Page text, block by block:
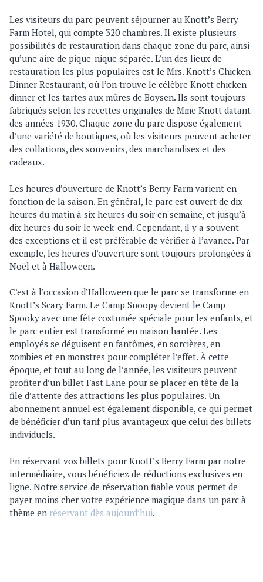
Les visiteurs du parc peuvent séjourner au Knott’s Berry
Farm Hotel, qui compte 320 chambres. Il existe plusieurs
possibilités de restauration dans chaque zone du parc, ainsi
qu’une aire de pique-nique séparée. L’un des lieux de
restauration les plus populaires est le Mrs. Knott’s Chicken
Dinner Restaurant, où l’on trouve le célèbre Knott chicken
dinner et les tartes aux mûres de Boysen. Ils sont toujours
fabriqués selon les recettes originales de Mme Knott datant
des années 1930. Chaque zone du parc dispose également
d’une variété de boutiques, où les visiteurs peuvent acheter
des collations, des souvenirs, des marchandises et des
cadeaux.
Les heures d’ouverture de Knott’s Berry Farm varient en
fonction de la saison. En général, le parc est ouvert de dix
heures du matin à six heures du soir en semaine, et jusqu’à
dix heures du soir le week-end. Cependant, il y a souvent
des exceptions et il est préférable de vérifier à l’avance. Par
exemple, les heures d’ouverture sont toujours prolongées à
Noël et à Halloween.
C’est à l’occasion d’Halloween que le parc se transforme en
Knott’s Scary Farm. Le Camp Snoopy devient le Camp
Spooky avec une fête costumée spéciale pour les enfants, et
le parc entier est transformé en maison hantée. Les
employés se déguisent en fantômes, en sorcières, en
zombies et en monstres pour compléter l’effet. À cette
époque, et tout au long de l’année, les visiteurs peuvent
profiter d’un billet Fast Lane pour se placer en tête de la
file d’attente des attractions les plus populaires. Un
abonnement annuel est également disponible, ce qui permet
de bénéficier d’un tarif plus avantageux que celui des billets
individuels.
En réservant vos billets pour Knott’s Berry Farm par notre
intermédiaire, vous bénéficiez de réductions exclusives en
ligne. Notre service de réservation fiable vous permet de
payer moins cher votre expérience magique dans un parc à
thème en réservant dès aujourd’hui.